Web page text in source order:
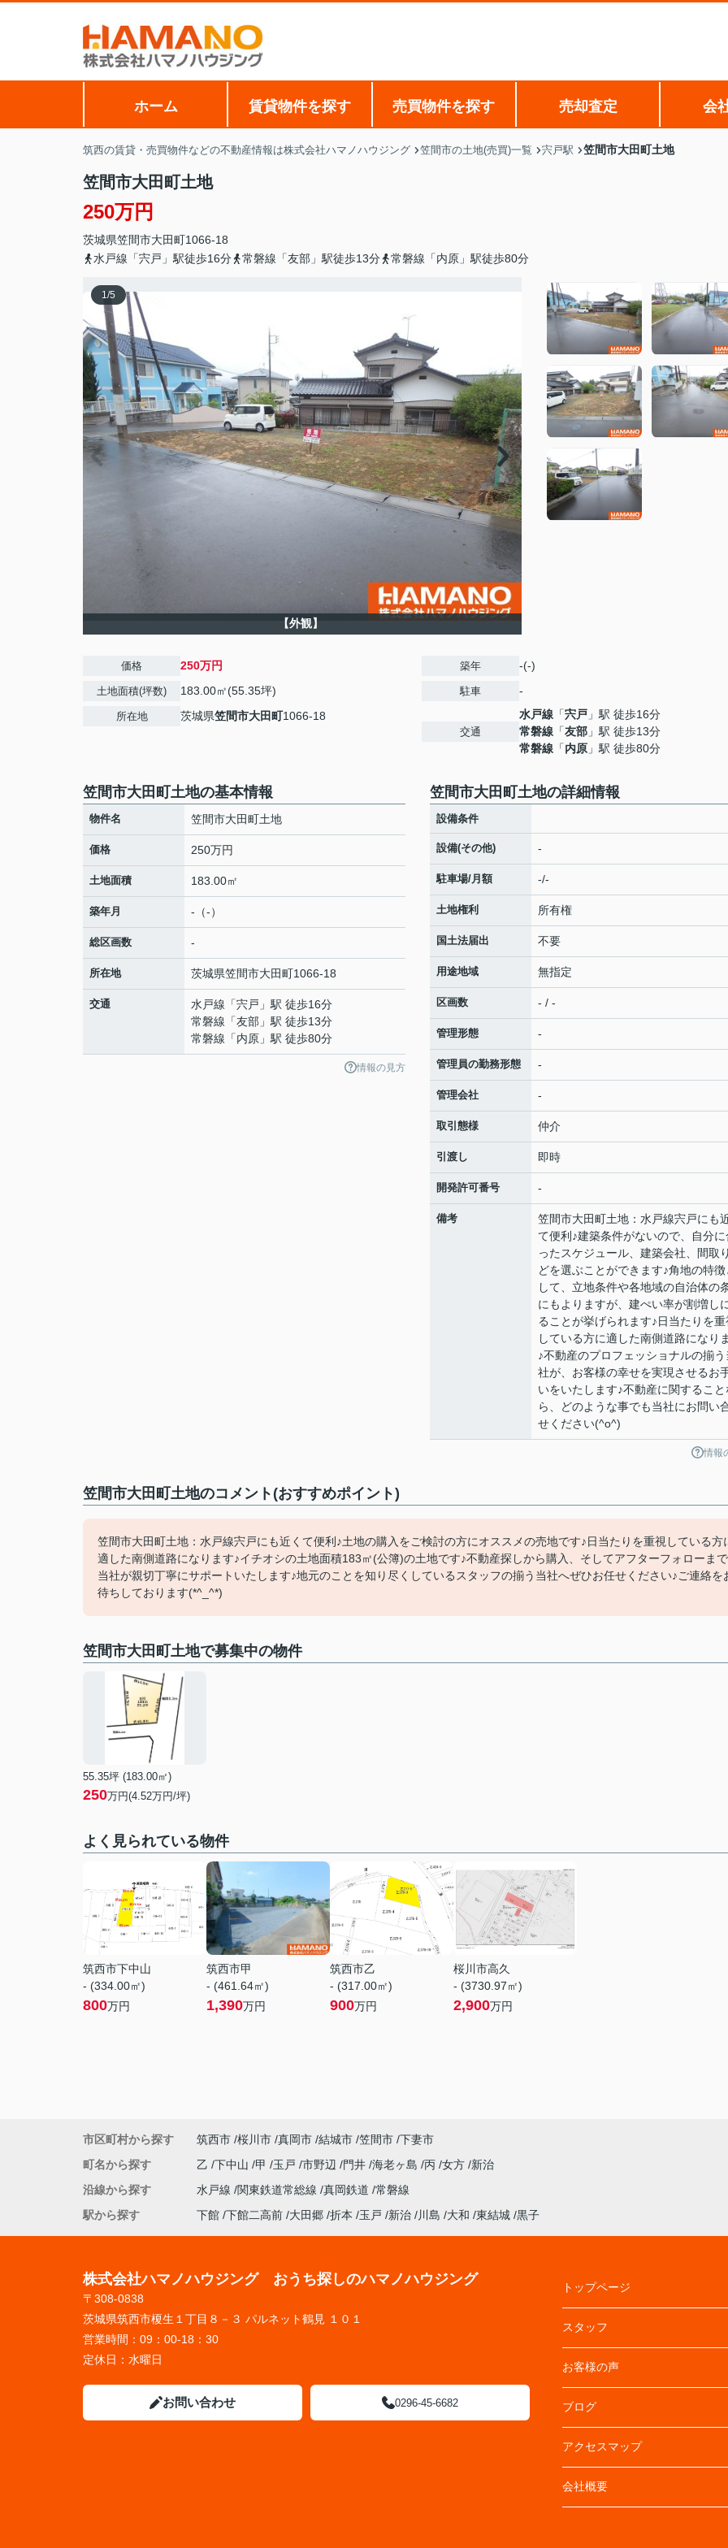
ホーム 賃貸物件を探す 売買物件を探す 売却査定 会
筑西の賃貸・売買物件などの不動産情報は株式会社ハマノハウジング 笠間市の土地(売買)一覧 宍戸駅 笠間市大田町土地
笠間市大田町土地
250万円
茨城県笠間市大田町1066-18
水戸線「宍戸」駅徒歩16分
常磐線「友部」駅徒歩13分 常磐線「内原」駅徒歩80分
1/5
【外観】
価格 250万円
土地面積(坪数) 183.00㎡(55.35坪)
所在地 茨城県笠間市大田町1066-18
築年 -(-)
駐車 -
交通
水戸線 「宍戸 」駅 徒歩16分
常磐線 「友部 」駅 徒歩13分
常磐線 「内原 」駅 徒歩80分
笠間市大田町土地の基本情報
物件名 笠間市大田町土地
価格 250万円
土地面積 183.00㎡
築年月 -（-）
総区画数 -
所在地 茨城県笠間市大田町1066-18
交通 水戸線 「宍戸 」駅 徒歩16分
常磐線 「友部 」駅 徒歩13分
常磐線 「内原 」駅 徒歩80分
情報の見方
笠間市大田町土地の詳細情報
設備条件
設備(その他) -
駐車場/月額 -/-
土地権利 所有権
国土法届出 不要
用途地域 無指定
区画数 - / -
管理形態 -
管理員の勤務形態 -
管理会社 -
取引態様 仲介
引渡し 即時
開発許可番号 -
備考
笠間市大田町土地：水戸線宍戸にも
て便利♪建築条件がないので、自分に
ったスケジュール、建築会社、間取
どを選ぶことができます♪角地の特徴
して、立地条件や各地域の自治体の
にもよりますが、建ぺい率が割増し
ることが挙げられます♪日当たりを重
している方に適した南側道路になり
♪不動産のプロフェッショナルの揃う
社が、お客様の幸せを実現させるお
いをいたします♪不動産に関すること
ら、どのような事でも当社にお問い
せください(^o^)
情報
笠間市大田町土地のコメント(おすすめポイント)
笠間市大田町土地：水戸線宍戸にも近くて便利♪土地の購入をご検討の方にオススメの売地です♪日当たりを重視している方
適した南側道路になります♪イチオシの土地面積183㎡(公簿)の土地です♪不動産探しから購入、そしてアフターフォローまで
当社が親切丁寧にサポートいたします♪地元のことを知り尽くしているスタッフの揃う当社へぜひお任せください♪ご連絡を
待ちしております(*^_^*)
笠間市大田町土地で募集中の物件
55.35坪 (183.00㎡)
250万円(4.52万円/坪)
よく見られている物件
筑西市下中山
- (334.00㎡)
800万円
筑西市甲
- (461.64㎡)
1,390万円
筑西市乙
- (317.00㎡)
900万円
桜川市高久
- (3730.97㎡)
2,900万円
市区町村から探す 筑西市 桜川市 真岡市 結城市 笠間市 下妻市
町名から探す
乙 下中山 甲 玉戸 市野辺 門井 海老ヶ島 丙 女方 新治
沿線から探す
水戸線 関東鉄道常総線 真岡鉄道 常磐線
駅から探す
下館 下館二高前 大田郷 折本 玉戸 新治 川島 大和 東結城 黒子
株式会社ハマノハウジング おうち探しのハマノハウジング
〒308-0838
茨城県筑西市榎生１丁目８－３ パルネット鶴見 １０１
営業時間： 09：00-18：30
定休日： 水曜日
お問い合わせ 0296-45-6682
トップページ
スタッフ
お客様の声
ブログ
アクセスマップ
会社概要